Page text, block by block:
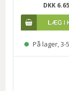
DKK
På lager, 3-